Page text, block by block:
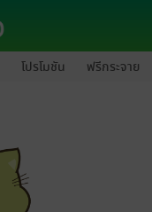
โปรโมชัน ฟรีกระจาย